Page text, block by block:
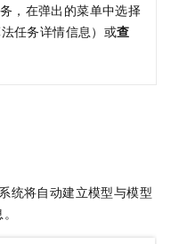
，在弹出的菜单中选择
任务详情信息）或查
系统将自动建立模型与模型